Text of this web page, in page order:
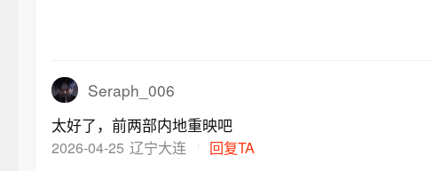
Seraph_006
太好了，前两部内地重映吧
2026-04-25 辽宁大连 回复TA